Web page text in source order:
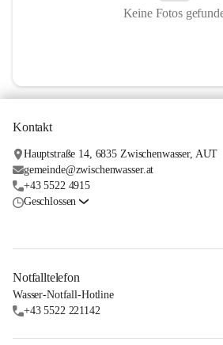
Keine Fotos
Kontakt
Hauptstraße 14, 6835 Zwischenwasser, AUT
gemeinde@zwischenwasser.at
+43 5522 4915
Geschlossen
Notfalltelefon
Wasser-Notfall-Hotline
+43 5522 221142